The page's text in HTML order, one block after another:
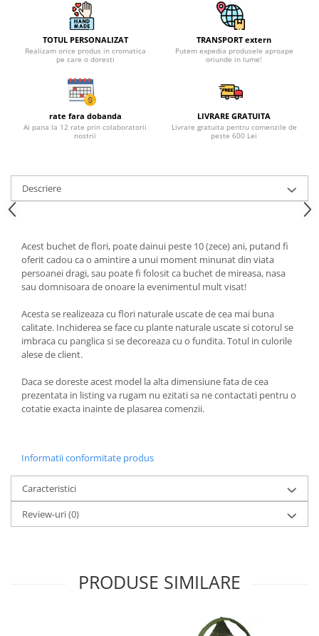
TOTUL PERSONALIZAT
Realizam orice produs in cromatica
pe care o doresti
TRANSPORT extern
Putem expedia produsele aproape
oriunde in lume!
rate fara dobanda
Ai pana la 12 rate prin colaboratorii
nostrii
LIVRARE GRATUITA
Livrare gratuita pentru comenzile de
peste 600 Lei
Descriere
Acest buchet de flori, poate dainui peste 10 (zece) ani, putand fi
oferit cadou ca o amintire a unui moment minunat din viata
persoanei dragi, sau poate fi folosit ca buchet de mireasa, nasa
sau domnisoara de onoare la evenimentul mult visat!
Acesta se realizeaza cu flori naturale uscate de cea mai buna
calitate. Inchiderea se face cu plante naturale uscate si cotorul se
imbraca cu panglica si se decoreaza cu o fundita. Totul in culorile
alese de client.
Daca se doreste acest model la alta dimensiune fata de cea
prezentata in listing va rugam nu ezitati sa ne contactati pentru o
cotatie exacta inainte de plasarea comenzii.
Informatii conformitate produs
Caracteristici
Review-uri(0)
PRODUSE SIMILARE